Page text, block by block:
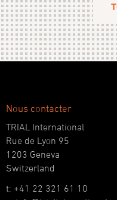
Nous contacter
TRIAL International
Rue de Lyon 95
1203 Geneva
Switzerland
t: +41 22 321 61 10